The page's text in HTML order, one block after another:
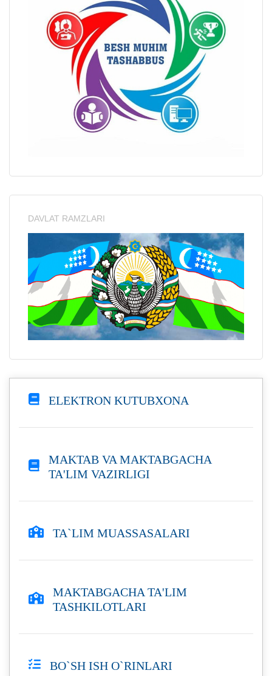
ELEKTRON KUTUBXONA
MAKTAB VA MAKTABGACHA
TA'LIM VAZIRLIGI
TA`LIM MUASSASALARI
MAKTABGACHA TA'LIM
TASHKILOTLARI
BO`SH ISH O`RINLARI
DAVLAT RAMZLARI